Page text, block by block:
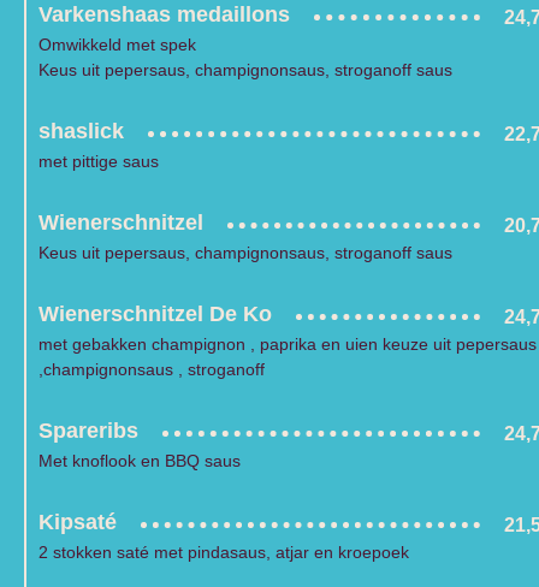
Varkenshaas medaillons
Omwikkeld met spek
Keus uit pepersaus, champignonsaus, stroganoff saus
shaslick
met pittige saus
Wienerschnitzel
Keus uit pepersaus, champignonsaus, stroganoff saus
Wienerschnitzel De Ko
met gebakken champignon , paprika en uien keuze uit pepersaus
,champignonsaus , stroganoff
Spareribs
Met knoflook en BBQ saus
Kipsaté
2 stokken saté met pindasaus, atjar en kroepoek